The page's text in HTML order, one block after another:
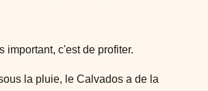
important, c'est de profiter.
la pluie, le Calvados a de la